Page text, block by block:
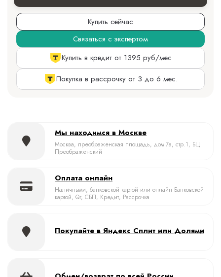
Купить сейчас
Связаться с экспертом
Купить в кредит от 1395 руб/мес
Покупка в рассрочку от 3 до 6 мес.
Мы находимся в Москве
Москва, преображенская площадь, дом 7а, стр.1, БЦ
Преображенский
Оплата онлайн
Наличными, банковской картой или онлайн Банковской
картой, Qr, СБП, Кредит, Рассрочка
Покупайте в Яндекс Сплит или Долями